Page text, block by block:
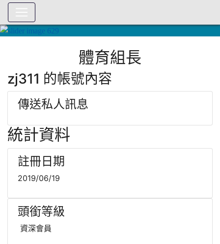
體育組長
zj311 的帳號內容
傳送私人訊息
統計資料
註冊日期
2019/06/19
頭銜等級
資深會員